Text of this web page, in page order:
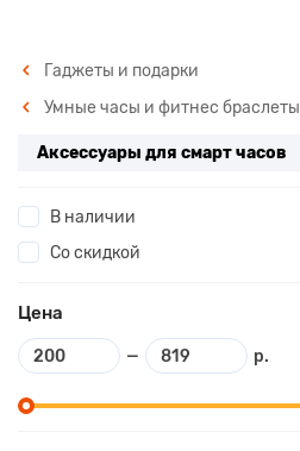
Гаджеты и подарки
Умные часы и фитнес браслеты
Аксессуары для смарт часов
В наличии
Со скидкой
Цена
— р.